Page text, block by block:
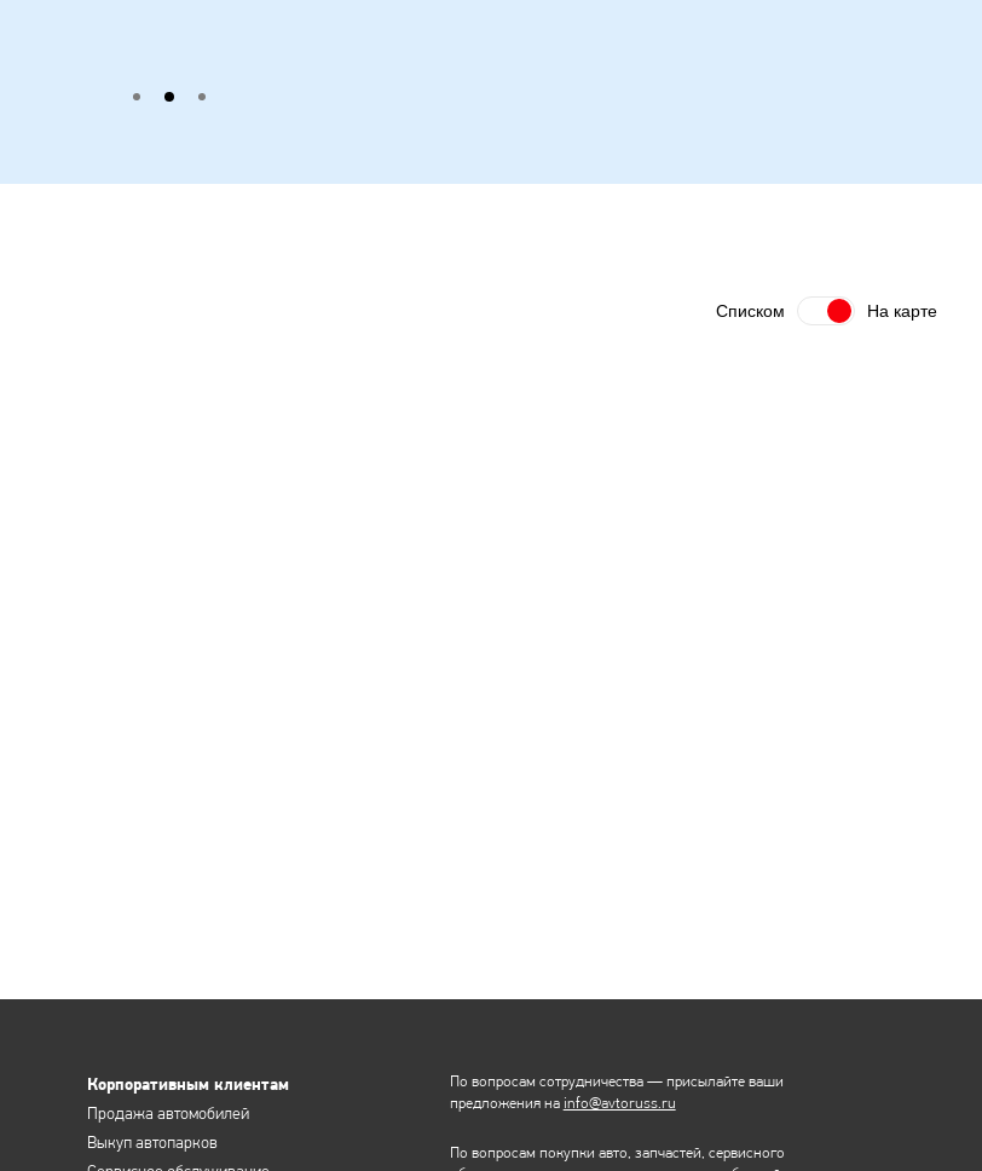
Списком На карте
Корпоративным клиентам
Продажа автомобилей
Выкуп автопарков
По вопросам сотрудничества — присылайте ваши
предложения на info@avtoruss.ru
По вопросам покупки авто, запчастей, сервисного